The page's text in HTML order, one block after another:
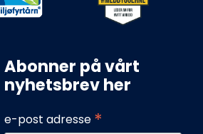
Abonner på vårt
nyhetsbrev her
e-post adresse *